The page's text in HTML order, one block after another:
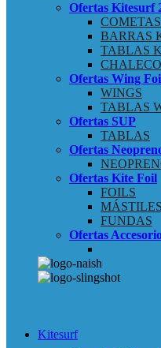
Ofertas Kitesurf
COMETAS
BARRAS
TABLAS
Ofertas Wing
WINGS
TABLAS
Ofertas SUP
TABLAS
Ofertas
Ofertas Kite Foil
FOILS
MÁSTILES
FUNDAS
Ofertas
Kitesurf